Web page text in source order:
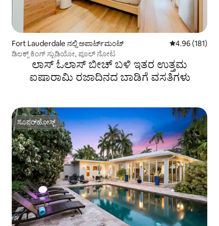
Fort Lauderdale ನಲ್ಲಿ ಅಪಾರ್ಟ್‌ಮಂಟ್ 5 ರಲ್ಲಿ 4.96
4.96 (181)
ಡಿಲಕ್ಸ್ ಕಿಂಗ್ ಸ್ಟುಡಿಯೋ, ಪೂಲ್ ನೋಟ
ಲಾಸ್ ಓಲಾಸ್ ಬೀಚ್ ಬಳಿ ಇತರ ಉತ್ತಮ
ಐಷಾರಾಮಿ ರಜಾದಿನದ ಬಾಡಿಗೆ ವಸತಿಗಳು
ಸೂಪರ್‌ಹೋಸ್ಟ್
ಸೂಪರ್‌ಹೋಸ್ಟ್